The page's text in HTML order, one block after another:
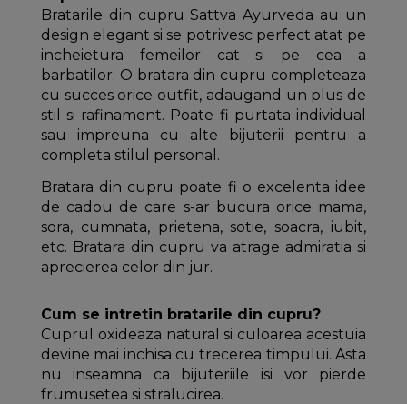
Bratarile din cupru Sattva Ayurveda au un
design elegant si se potrivesc perfect atat pe
incheietura femeilor cat si pe cea a
barbatilor. O bratara din cupru completeaza
cu succes orice outfit, adaugand un plus de
stil si rafinament. Poate fi purtata individual
sau impreuna cu alte bijuterii pentru a
completa stilul personal.
Bratara din cupru poate fi o excelenta idee
de cadou de care s-ar bucura orice mama,
sora, cumnata, prietena, sotie, soacra, iubit,
etc. Bratara din cupru va atrage admiratia si
aprecierea celor din jur.
Cum se intretin bratarile din cupru?
Cuprul oxideaza natural si culoarea acestuia
devine mai inchisa cu trecerea timpului. Asta
nu inseamna ca bijuteriile isi vor pierde
frumusetea si stralucirea.